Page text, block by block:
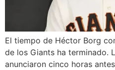
El tiempo de Héctor Borg
de los Giants ha terminado.
anunciaron cinco horas